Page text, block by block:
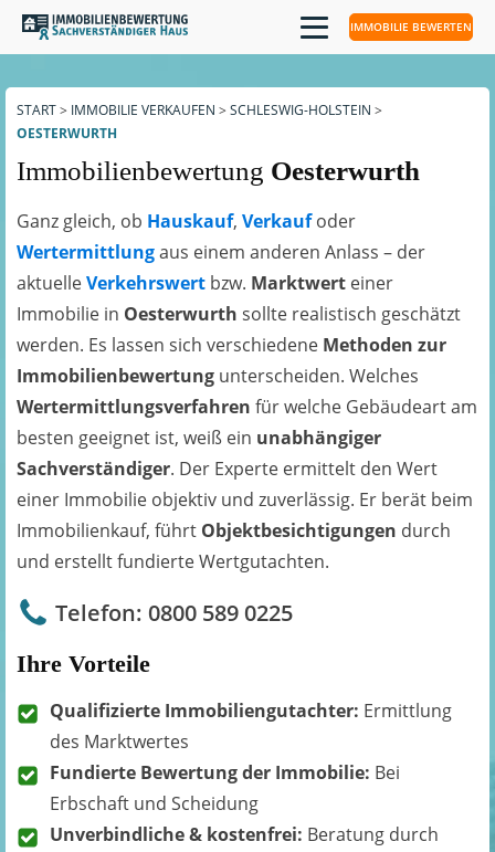
IMMOBILIE BEWERTEN
START> IMMOBILIE VERKAUFEN > SCHLESWIG-HOLSTEIN >
OESTERWURTH
Immobilienbewertung Oesterwurth
Ganz gleich, ob Hauskauf, Verkaufoder
Wertermittlungaus einem anderen Anlass – der
aktuelleVerkehrswert bzw. Marktwert einer
Immobilie in Oesterwurth sollte realistisch geschätzt
werden. Es lassen sich verschiedene Methoden zur
Immobilienbewertung unterscheiden. Welches
Wertermittlungsverfahren für welche Gebäudeart am
besten geeignet ist, weiß ein unabhängiger
Sachverständiger. Der Experte ermittelt den Wert
einer Immobilie objektiv und zuverlässig. Er berät beim
Immobilienkauf, führt Objektbesichtigungen durch
und erstellt fundierte Wertgutachten.
Telefon: 0800 589 0225
Ihre Vorteile
Qualifizierte Immobiliengutachter: Ermittlung
des Marktwertes
Fundierte Bewertung der Immobilie: Bei
Erbschaft und Scheidung
Unverbindliche & kostenfrei: Beratung durch